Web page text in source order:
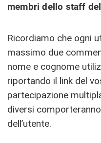
membri dello staff
Ricordiamo che ogni
massimo due
nome e cognome
riportando il link del
partecipazione
diversi
dell’utente.